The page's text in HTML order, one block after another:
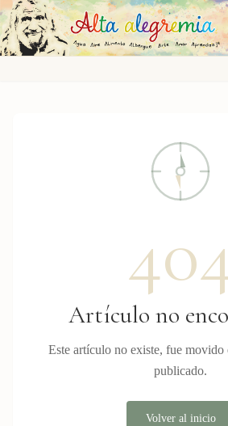
Saltar al contenido principal
Artículo no
Este artículo no existe, fue movido
publicado.
Volver al inicio